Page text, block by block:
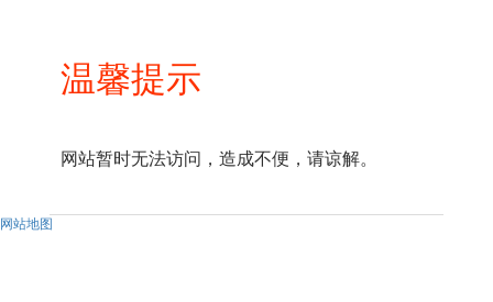
温馨提示
网站暂时无法访问，造成不便，请谅解。
网站地图